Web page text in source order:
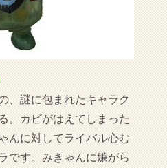
、謎に包まれたキャラク
。カビがはえてしまった
んに対してライバル心む
です。みきゃんに嫌がら